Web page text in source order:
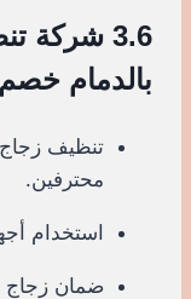
3.6 شركة
بالدمام خصم 30%
تنظيف زجاج
محترفين.
استخدام
ضمان زجاج